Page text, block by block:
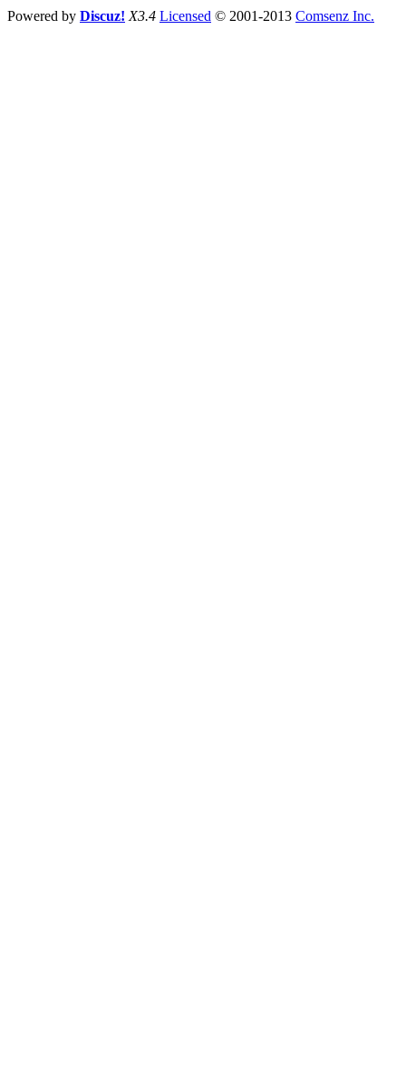
Powered by Discuz! X3.4 Licensed © 2001-2013 Comsenz Inc.